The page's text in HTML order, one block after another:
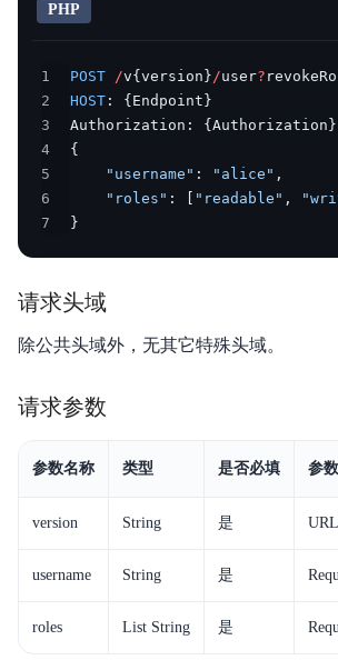
PHP
1 POST /v{version} /user?
2
HOST : {Endpoint}
3
Authorization : {Authorization}
4
{
5
"username" : "alice" ,
6
"roles" : [ "readable" ,
7
}
请求头域
除公共头域外，无其它特殊头域。
请求参数
参数名称 类型 是否必填 参
version String 是
username String 是
roles List String 是